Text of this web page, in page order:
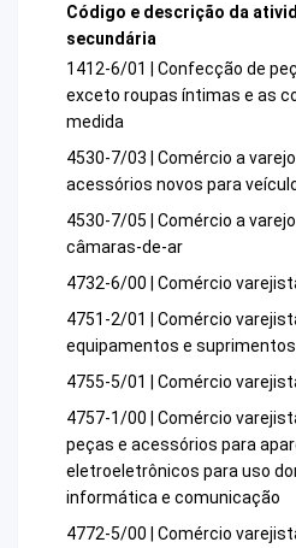
Código e descrição da
secundária
1412-6/01 | Confecção de
exceto roupas íntimas e as
medida
4530-7/03 | Comércio a
acessórios novos para
4530-7/05 | Comércio a
câmaras-de-ar
4732-6/00 | Comércio
4751-2/01 | Comércio
equipamentos e
4755-5/01 | Comércio
4757-1/00 | Comércio
peças e acessórios para
eletroeletrônicos para uso
informática e comunicação
4772-5/00 | Comércio